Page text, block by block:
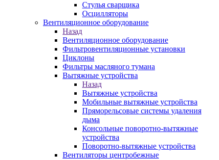
Стулья сварщика
Осцилляторы
Вентиляционное оборудование
Назад
Вентиляционное оборудование
Фильтровентиляционные установки
Циклоны
Фильтры масляного тумана
Вытяжные устройства
Назад
Вытяжные устройства
Мобильные вытяжные устройства
Пряморельсовые системы удаления
дыма
Консольные поворотно-вытяжные
устройства
Поворотно-вытяжные устройства
Вентиляторы центробежные